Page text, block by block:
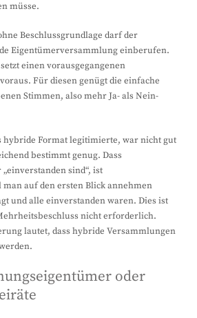
müsse.
Beschlussgrundlage darf der
Eigentümerversammlung einberufen.
einen vorausgegangenen
Für diesen genügt die einfache
Stimmen, also mehr Ja- als Nein-
hybride Format legitimierte, war nicht gut
bestimmt genug. Dass
sind“, ist
auf den ersten Blick annehmen
und alle einverstanden waren. Dies ist
nicht erforderlich.
lautet, dass hybride Versammlungen
oder